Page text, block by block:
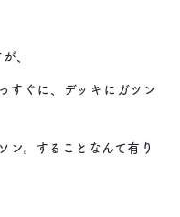
、
すぐに、デッキにガツン
ン。することなんて有り